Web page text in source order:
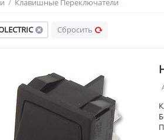
/ Клавишные Переключатели
Сбросить